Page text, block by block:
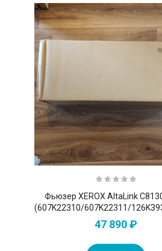
Фьюзер XEROX AltaLink
(607K22310/607K22311/
47 890 ₽